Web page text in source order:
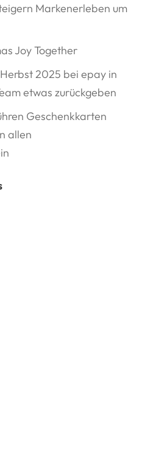
Markenerleben um
Joy Together
2025 bei epay in
etwas zurückgeben
Geschenkkarten
allen